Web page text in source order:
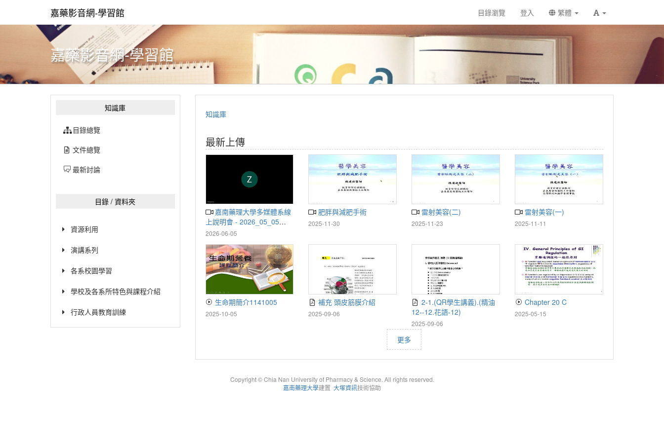
嘉藥影音網-學習館 目錄瀏覽 登入 繁體
嘉藥影音網-學習館
知識庫
目錄總覽
文件總覽
最新討論
目錄 / 資料夾
資源利用
演講系列
各系校園學習
學校及各系所特色與課程介紹
行政人員教育訓練
知識庫
最新上傳
嘉南藥理大學多媒體系線
上說明會 - 2026_05_05
18_37 CST - Recording
2026-06-05
肥胖與減肥手術
2025-11-30
雷射美容(二)
2025-11-23
雷射美容(一)
2025-11-11
生命期簡介1141005
2025-10-05
補充 頭皮筋膜介紹
2025-09-06
12--12.花語-12)
2025-09-06
Chapter 20 C
2025-05-15
更多
Copyright © Chia Nan University of Pharmacy & Science. All rights reserved.
嘉南藥理大學建置 大塚資訊技術協助